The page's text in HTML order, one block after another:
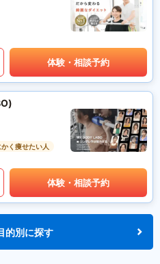
体験・相談予約
かく痩せたい人
体験・相談予約
的別に探す